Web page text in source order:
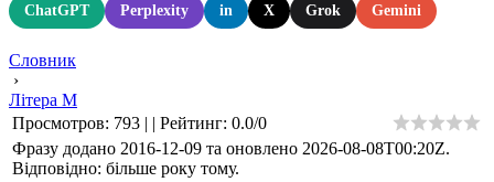
ChatGPT Perplexity in X Grok Gemini
Словник
›
Літера М
Просмотров: 793 | | Рейтинг: 0.0/0
Фразу додано 2016-12-09 та оновлено 2026-08-08T00:20Z.
Відповідно: більше року тому.